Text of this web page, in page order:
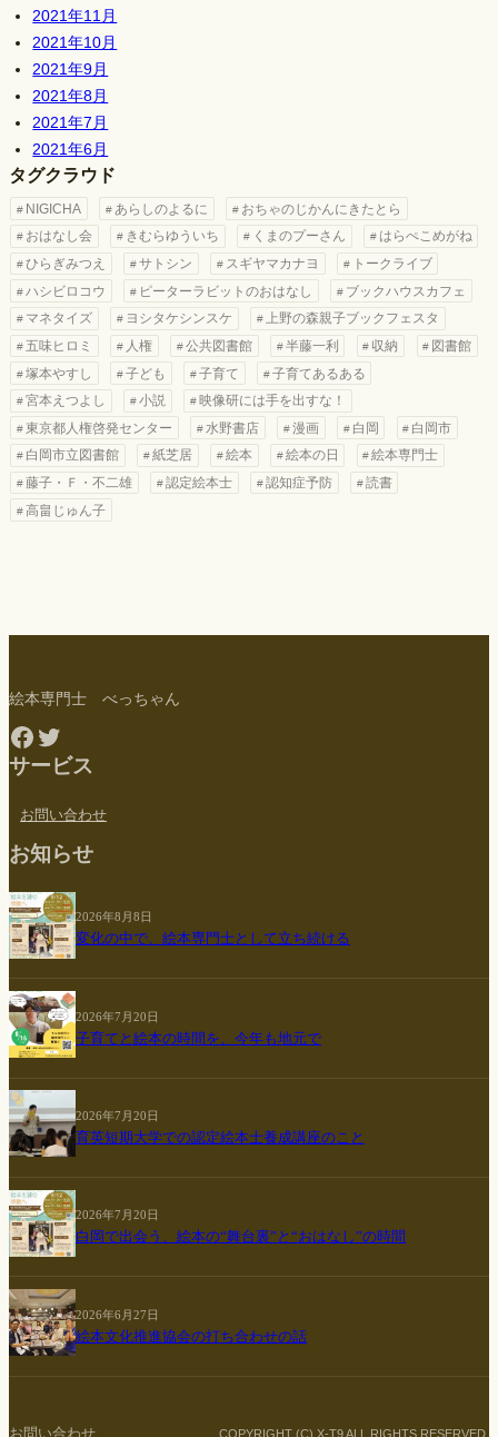
2021年11月
2021年10月
2021年9月
2021年8月
2021年7月
2021年6月
タグクラウド
NIGICHA あらしのよるに
おちゃのじかんにきたとら
おはなし会
きむらゆういち くまのプーさん
はらぺこめがね
ひらぎみつえ
サトシン スギヤマカナヨ
トークライブ
ハシビロコウ
ピーターラビットのおはなし
ブックハウスカフェ
マネタイズ
ヨシタケシンスケ
上野の森親子ブックフェスタ
五味ヒロミ
人権 公共図書館 半藤一利 収納
図書館
塚本やすし
子ども 子育て
子育てあるある
宮本えつよし
小説
映像研には手を出すな！
東京都人権啓発センター
水野書店 漫画 白岡
白岡市
白岡市立図書館
紙芝居 絵本 絵本の日
絵本専門士
藤子・Ｆ・不二雄
認定絵本士 認知症予防
読書
高畠じゅん子
絵本専門士 べっちゃん
Facebook
Twitter
サービス
お問い合わせ
お知らせ
2026年8月8日
変化の中で、絵本専門士として立ち続ける
2026年7月20日
子育てと絵本の時間を、今年も地元で
2026年7月20日
育英短期大学での認定絵本士養成講座のこと
2026年7月20日
白岡で出会う、絵本の“舞台裏”と“おはなし”の時間
2026年6月27日
絵本文化推進協会の打ち合わせの話
お問い合わせ COPYRIGHT (C) X-T9 ALL RIGHTS RESERVED.